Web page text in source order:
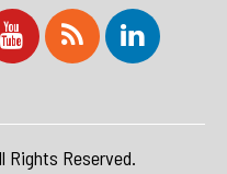
Reserved.